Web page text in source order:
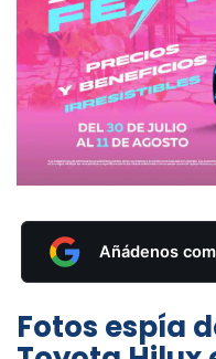
Añádenos
Fotos espía